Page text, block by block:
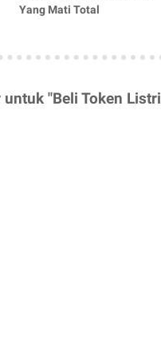
Yang Mati Total
"Beli Token